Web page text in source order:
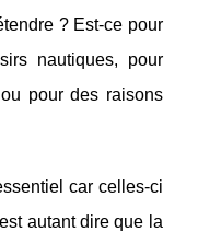
? Est-ce pour
nautiques, pour
pour des raisons
car celles-ci
autant dire que la